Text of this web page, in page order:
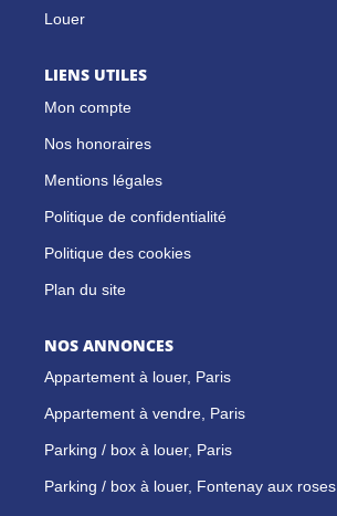
Louer
LIENS UTILES
Mon compte
Nos honoraires
Mentions légales
Politique de confidentialité
Politique des cookies
Plan du site
NOS ANNONCES
Appartement à louer, Paris
Appartement à vendre, Paris
Parking / box à louer, Paris
Parking / box à louer, Fontenay aux roses